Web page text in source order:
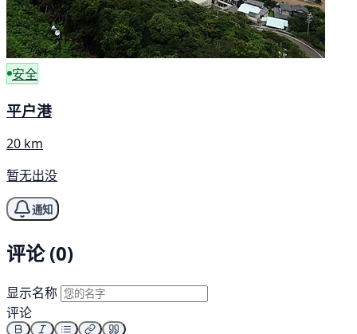
安全
平户港
20 km
暂无出没
通知
评论 (0)
显示名称
评论